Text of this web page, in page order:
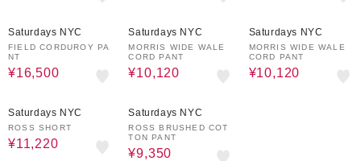
Saturdays NYC
FIELD CORDUROY PA
NT
¥16,500
Saturdays NYC
MORRIS WIDE WALE
CORD PANT
¥10,120
Saturdays NYC
MORRIS WIDE WALE
CORD PANT
¥10,120
Saturdays NYC
ROSS SHORT
¥11,220
Saturdays NYC
ROSS BRUSHED COT
TON PANT
¥9,350